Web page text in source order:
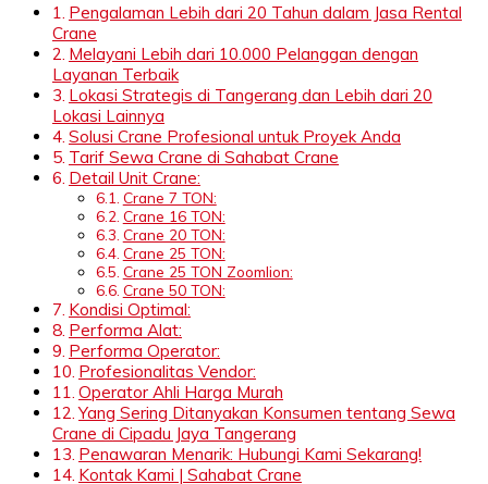
Pengalaman Lebih dari 20 Tahun dalam Jasa Rental
Crane
Melayani Lebih dari 10.000 Pelanggan dengan
Layanan Terbaik
Lokasi Strategis di Tangerang dan Lebih dari 20
Lokasi Lainnya
Solusi Crane Profesional untuk Proyek Anda
Tarif Sewa Crane di Sahabat Crane
Detail Unit Crane:
Crane 7 TON:
Crane 16 TON:
Crane 20 TON:
Crane 25 TON:
Crane 25 TON Zoomlion:
Crane 50 TON:
Kondisi Optimal:
Performa Alat:
Performa Operator:
Profesionalitas Vendor:
Operator Ahli Harga Murah
Yang Sering Ditanyakan Konsumen tentang Sewa
Crane di Cipadu Jaya Tangerang
Penawaran Menarik: Hubungi Kami Sekarang!
Kontak Kami | Sahabat Crane